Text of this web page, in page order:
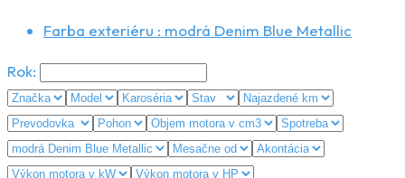
Farba exteriéru : modrá Denim Blue Metallic
Rok: